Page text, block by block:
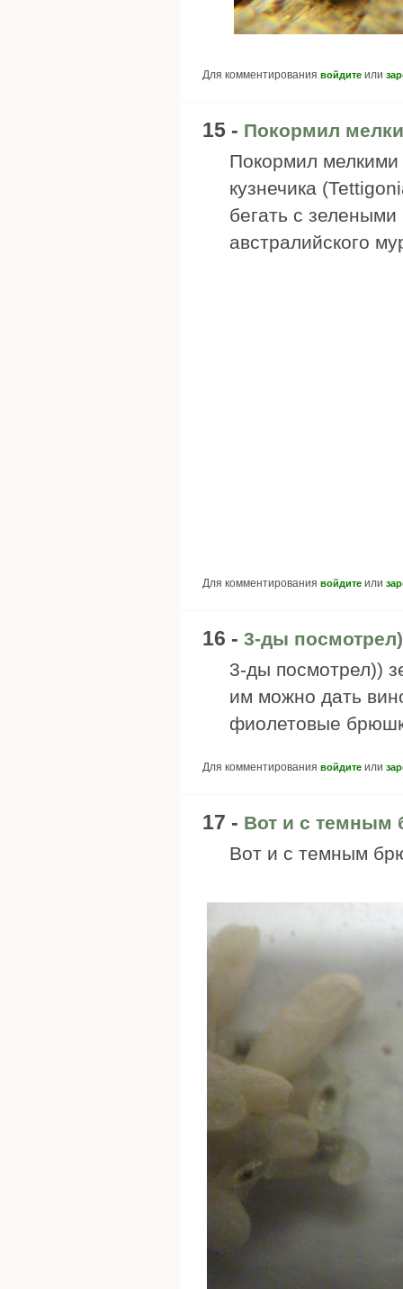
Для комментирования войдите или
15 - Покормил
Покормил мелкими
кузнечика
бегать с
австралийского
Для комментирования войдите или
16 - 3-ды
3-ды посмотрел))
им можно дать
фиолетовые
Для комментирования войдите или
17 - Вот и с темным
Вот и с темным